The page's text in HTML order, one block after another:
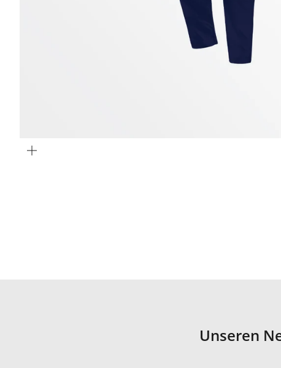
Unseren